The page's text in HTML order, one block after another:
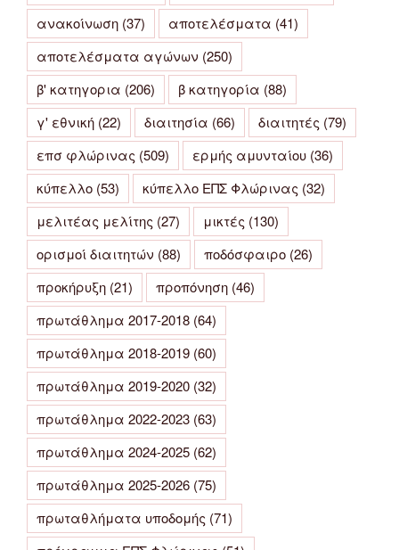
ανακοίνωση (37) αποτελέσματα (41)
αποτελέσματα αγώνων (250)
β' κατηγορια (206) β κατηγορία (88)
γ' εθνική (22) διαιτησία (66) διαιτητές (79)
επσ φλώρινας (509) ερμής αμυνταίου (36)
κύπελλο (53) κύπελλο ΕΠΣ Φλώρινας (32)
μελιτέας μελίτης (27) μικτές (130)
ορισμοί διαιτητών (88) ποδόσφαιρο (26)
προκήρυξη (21) προπόνηση (46)
πρωτάθλημα 2017-2018 (64)
πρωτάθλημα 2018-2019 (60)
πρωτάθλημα 2019-2020 (32)
πρωτάθλημα 2022-2023 (63)
πρωτάθλημα 2024-2025 (62)
πρωτάθλημα 2025-2026 (75)
πρωταθλήματα υποδομής (71)